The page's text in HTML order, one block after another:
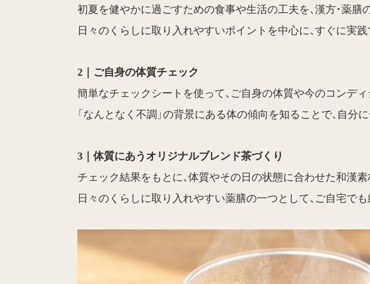
初夏を健やかに過ごすための食事や生活の工夫を、漢方・薬膳
日々のくらしに取り入れやすいポイントを中心に、すぐに実
2｜ご自身の体質チェック
簡単なチェックシートを使って、ご自身の体質や今のコンディ
「なんとなく不調」の背景にある体の傾向を知ることで、自分
3｜体質にあうオリジナルブレンド茶づくり
チェック結果をもとに、体質やその日の状態に合わせた和漢
日々のくらしに取り入れやすい薬膳の一つとして、ご自宅で